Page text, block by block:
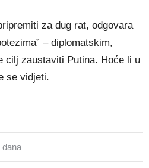
za dug rat, odgovara
– diplomatskim,
cilj zaustaviti Putina. Hoće li u
se vidjeti.
dana